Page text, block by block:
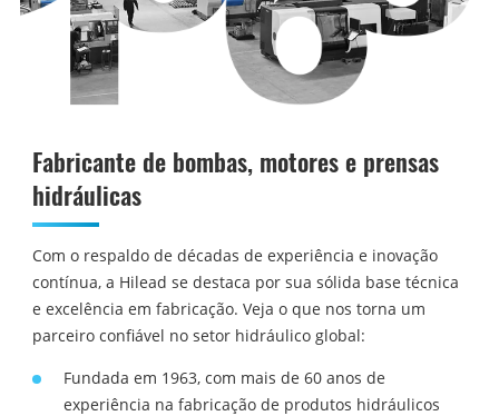
Fabricante de bombas, motores e prensas
hidráulicas
Com o respaldo de décadas de experiência e inovação
contínua, a Hilead se destaca por sua sólida base técnica
e excelência em fabricação. Veja o que nos torna um
parceiro confiável no setor hidráulico global:
Fundada em 1963, com mais de 60 anos de
experiência na fabricação de produtos hidráulicos